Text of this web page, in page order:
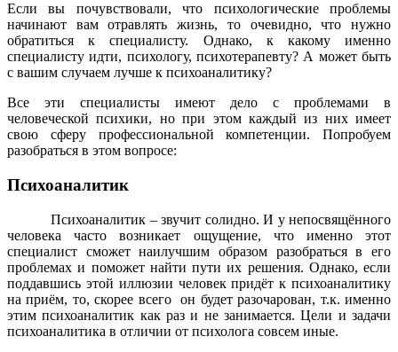
Если вы почувствовали, что психологические проблемы
начинают вам отравлять жизнь, то очевидно, что нужно
обратиться к специалисту. Однако, к какому именно
специалисту идти, психологу, психотерапевту? А может быть
с вашим случаем лучше к психоаналитику?
Все эти специалисты имеют дело с проблемами в
человеческой психики, но при этом каждый из них имеет
свою сферу профессиональной компетенции. Попробуем
разобраться в этом вопросе:
Психоаналитик
Психоаналитик – звучит солидно. И у непосвящённого
человека часто возникает ощущение, что именно этот
специалист сможет наилучшим образом разобраться в его
проблемах и поможет найти пути их решения. Однако, если
поддавшись этой иллюзии человек придёт к психоаналитику
на приём, то, скорее всего он будет разочарован, т.к. именно
этим психоаналитик как раз и не занимается. Цели и задачи
психоаналитика в отличии от психолога совсем иные.